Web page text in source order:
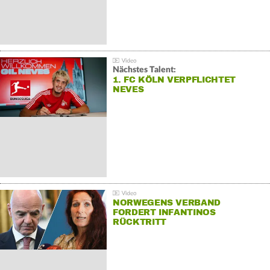
Nächstes Talent:
1. FC KÖLN VERPFLICHTET
NEVES
NORWEGENS VERBAND
FORDERT INFANTINOS
RÜCKTRITT